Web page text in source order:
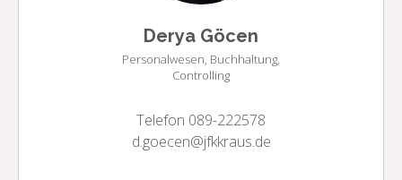
Derya Göcen
Personalwesen, Buchhaltung,
Controlling
Telefon 089-222578
d.goecen@jfkkraus.de